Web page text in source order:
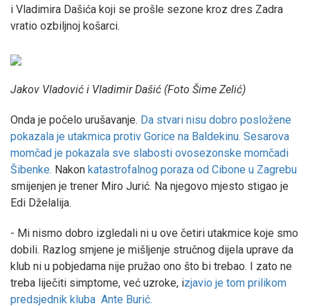
i Vladimira Dašića koji se prošle sezone kroz dres Zadra
vratio ozbiljnoj košarci.
Jakov Vladović i Vladimir Dašić (Foto Šime Zelić)
Onda je počelo urušavanje. Da stvari nisu dobro posložene
pokazala je utakmica protiv Gorice na Baldekinu. Sesarova
momčad je pokazala sve slabosti ovosezonske momčadi
Šibenke. Nakon katastrofalnog poraza od Cibone u Zagrebu
smijenjen je trener Miro Jurić. Na njegovo mjesto stigao je
Edi Dželalija.
- Mi nismo dobro izgledali ni u ove četiri utakmice koje smo
dobili. Razlog smjene je mišljenje stručnog dijela uprave da
klub ni u pobjedama nije pružao ono što bi trebao. I zato ne
treba liječiti simptome, već uzroke, izjavio je tom prilikom
predsjednik kluba Ante Burić.